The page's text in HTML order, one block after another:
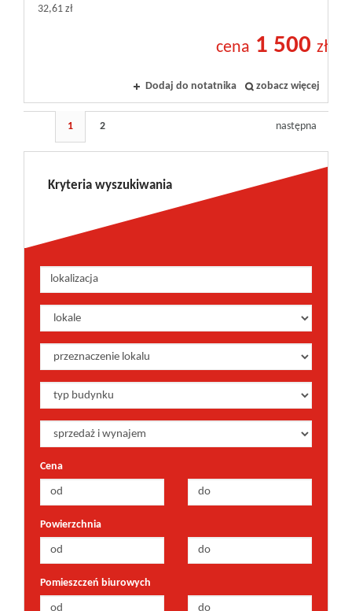
32,61 zł
cena 1 500 zł
Dodaj do notatnika zobacz więcej
1 2 następna
Kryteria wyszukiwania
Cena
Powierzchnia
Pomieszczeń biurowych